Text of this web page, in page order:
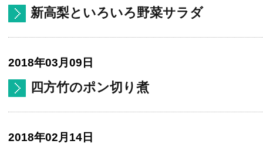
新高梨といろいろ野菜サラダ
2018年03月09日
四方竹のポン切り煮
2018年02月14日